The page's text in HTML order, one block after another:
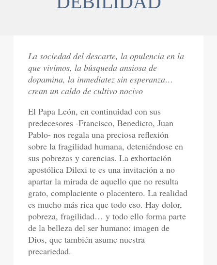
La sociedad del descarte, la opulencia en la
que vivimos, la búsqueda ansiosa de
dopamina, la inmediatez sin esperanza…
crean un caldo de cultivo nocivo
El Papa León, en continuidad con sus
predecesores -Francisco, Benedicto, Juan
Pablo- nos regala una preciosa reflexión
sobre la fragilidad humana, deteniéndose en
sus pobrezas y carencias. La exhortación
apostólica Dilexi te es una invitación a no
apartar la mirada de aquello que no resulta
grato, complaciente o placentero. La realidad
es mucho más rica que todo eso. Hay dolor,
pobreza, fragilidad… y todo ello forma parte
de la belleza del ser humano: imagen de
Dios, que también asume nuestra
precariedad.